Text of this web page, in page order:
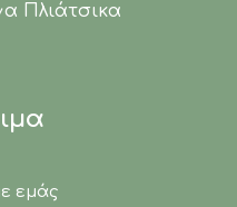
Πλιάτσικα
εμάς